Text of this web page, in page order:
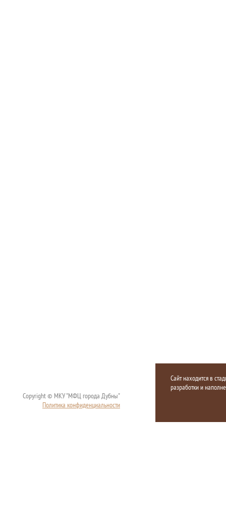
Copyright © МКУ "МФЦ города Дубны"
Политика конфиденциальности
Сайт находится в
разработки и